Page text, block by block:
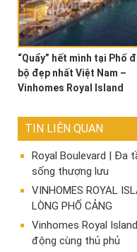
“Quẩy” hết mình tại Phố
bộ đẹp nhất Việt Nam –
Vinhomes Royal Island
TIN LIÊN QUAN
Royal Boulevard | Đa
sống thượng lưu
VINHOMES ROYAL
LÒNG PHỐ CẢNG
Vinhomes Royal
động cùng thủ phủ